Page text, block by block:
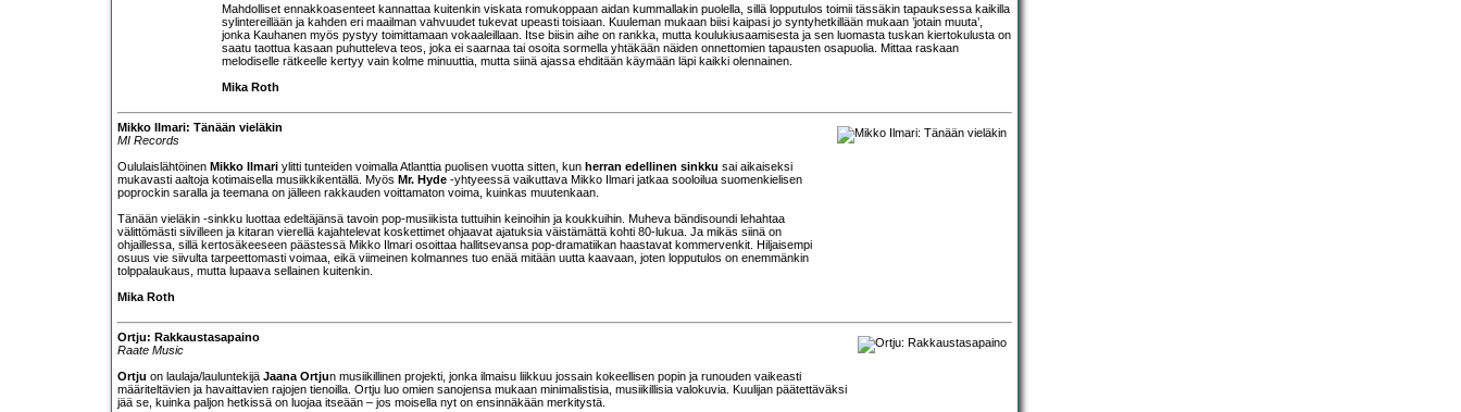
Mahdolliset ennakkoasenteet kannattaa kuitenkin viskata romukoppaan aidan kummallakin puolella, sillä lopputulos toimii tässäkin tapauksessa kaikilla
sylintereillään ja kahden eri maailman vahvuudet tukevat upeasti toisiaan. Kuuleman mukaan biisi kaipasi jo syntyhetkillään mukaan ’jotain muuta’,
jonka Kauhanen myös pystyy toimittamaan vokaaleillaan. Itse biisin aihe on rankka, mutta koulukiusaamisesta ja sen luomasta tuskan kiertokulusta on
saatu taottua kasaan puhutteleva teos, joka ei saarnaa tai osoita sormella yhtäkään näiden onnettomien tapausten osapuolia. Mittaa raskaan
melodiselle rätkeelle kertyy vain kolme minuuttia, mutta siinä ajassa ehditään käymään läpi kaikki olennainen.
Mika Roth
Mikko Ilmari: Tänään vieläkin
MI Records
Oululaislähtöinen Mikko Ilmari ylitti tunteiden voimalla Atlanttia puolisen vuotta sitten, kun herran edellinen sinkku sai aikaiseksi
mukavasti aaltoja kotimaisella musiikkikentällä. Myös Mr. Hyde -yhtyeessä vaikuttava Mikko Ilmari jatkaa sooloilua suomenkielisen
poprockin saralla ja teemana on jälleen rakkauden voittamaton voima, kuinkas muutenkaan.
Tänään vieläkin -sinkku luottaa edeltäjänsä tavoin pop-musiikista tuttuihin keinoihin ja koukkuihin. Muheva bändisoundi lehahtaa
välittömästi siivilleen ja kitaran vierellä kajahtelevat koskettimet ohjaavat ajatuksia väistämättä kohti 80-lukua. Ja mikäs siinä on
ohjaillessa, sillä kertosäkeeseen päästessä Mikko Ilmari osoittaa hallitsevansa pop-dramatiikan haastavat kommervenkit. Hiljaisempi
osuus vie siivulta tarpeettomasti voimaa, eikä viimeinen kolmannes tuo enää mitään uutta kaavaan, joten lopputulos on enemmänkin
tolppalaukaus, mutta lupaava sellainen kuitenkin.
Mika Roth
Ortju: Rakkaustasapaino
Raate Music
Ortju on laulaja/lauluntekijä Jaana Ortjun musiikillinen projekti, jonka ilmaisu liikkuu jossain kokeellisen popin ja runouden vaikeasti
määriteltävien ja havaittavien rajojen tienoilla. Ortju luo omien sanojensa mukaan minimalistisia, musiikillisia valokuvia. Kuulijan päätettäväksi
jää se, kuinka paljon hetkissä on luojaa itseään – jos moisella nyt on ensinnäkään merkitystä.